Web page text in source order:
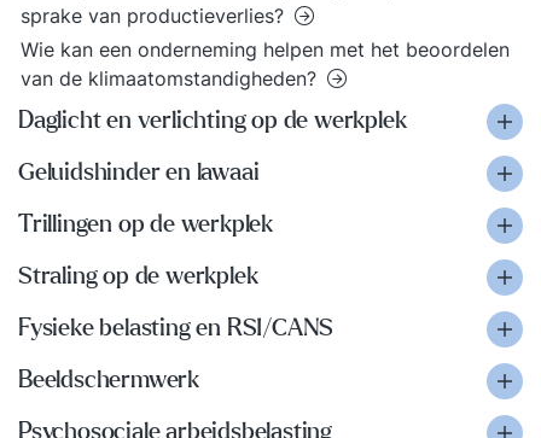
sprake van productieverlies?
Wie kan een onderneming helpen met het beoordelen
van de klimaatomstandigheden?
Daglicht en verlichting op de werkplek
Geluidshinder en lawaai
Trillingen op de werkplek
Straling op de werkplek
Fysieke belasting en RSI/CANS
Beeldschermwerk
Psychosociale arbeidsbelasting